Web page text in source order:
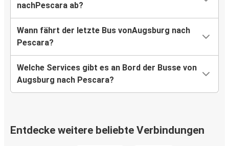
nachPescara ab?
Wann fährt der letzte Bus vonAugsburg nach
Pescara?
Welche Services gibt es an Bord der Busse von
Augsburg nach Pescara?
Entdecke weitere beliebte Verbindungen